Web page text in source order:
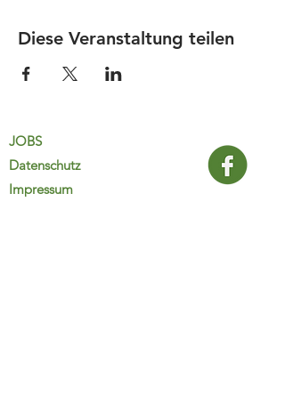
Diese Veranstaltung teilen
JOBS
Datenschutz
Impressum